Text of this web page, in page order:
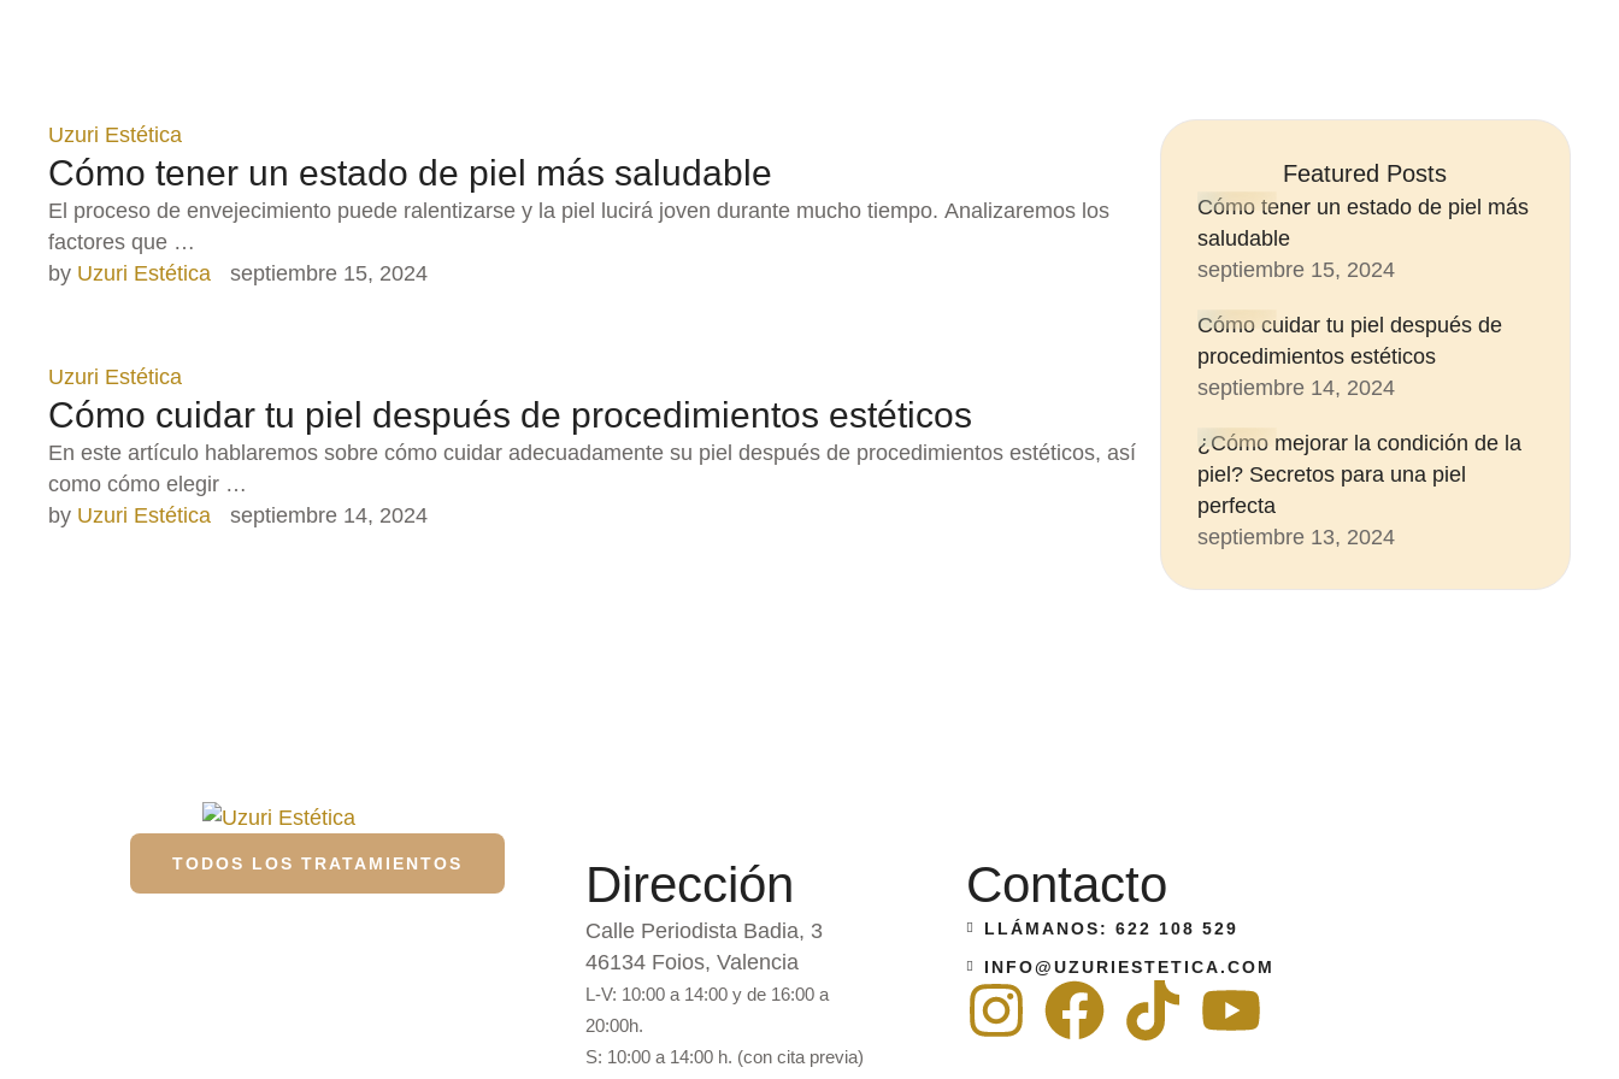
Uzuri Estética
Cómo tener un estado de piel más saludable
El proceso de envejecimiento puede ralentizarse y la piel lucirá joven durante mucho tiempo. Analizaremos los
factores que …
by Uzuri Estética septiembre 15, 2024
Uzuri Estética
Cómo cuidar tu piel después de procedimientos estéticos
En este artículo hablaremos sobre cómo cuidar adecuadamente su piel después de procedimientos estéticos, así
como cómo elegir …
by Uzuri Estética septiembre 14, 2024
Featured Posts
Cómo tener un estado de piel más
saludable
septiembre 15, 2024
Cómo cuidar tu piel después de
procedimientos estéticos
septiembre 14, 2024
¿Cómo mejorar la condición de la
piel? Secretos para una piel
perfecta
septiembre 13, 2024
TODOS LOS TRATAMIENTOS Dirección
Calle Periodista Badia, 3
46134 Foios, Valencia
L-V: 10:00 a 14:00 y de 16:00 a
20:00h.
S: 10:00 a 14:00 h. (con cita previa)
Contacto
LLÁMANOS: 622 108 529
INFO@UZURIESTETICA.COM